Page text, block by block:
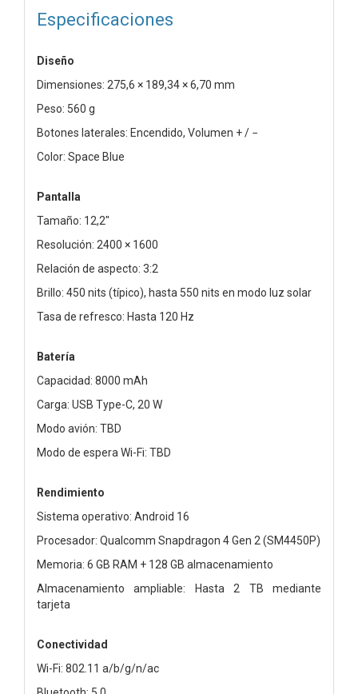
Especificaciones
Diseño
Dimensiones: 275,6 × 189,34 × 6,70 mm
Peso: 560 g
Botones laterales: Encendido, Volumen + / −
Color: Space Blue
Pantalla
Tamaño: 12,2"
Resolución: 2400 × 1600
Relación de aspecto: 3:2
Brillo: 450 nits (típico), hasta 550 nits en modo luz solar
Tasa de refresco: Hasta 120 Hz
Batería
Capacidad: 8000 mAh
Carga: USB Type-C, 20 W
Modo avión: TBD
Modo de espera Wi-Fi: TBD
Rendimiento
Sistema operativo: Android 16
Procesador: Qualcomm Snapdragon 4 Gen 2 (SM4450P)
Memoria: 6 GB RAM + 128 GB almacenamiento
Almacenamiento ampliable: Hasta 2 TB mediante
tarjeta
Conectividad
Wi-Fi: 802.11 a/b/g/n/ac